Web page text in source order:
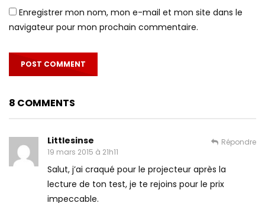
Enregistrer mon nom, mon e-mail et mon site dans le
navigateur pour mon prochain commentaire.
8 COMMENTS
Littlesinse
19 mars 2015 à 21h11
Salut, j’ai craqué pour le projecteur après la
lecture de ton test, je te rejoins pour le prix
impeccable.
Répondre